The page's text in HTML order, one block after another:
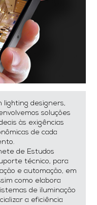
lighting designers,
soluções
às exigências
de cada
de Estudos
técnico, para
e automação, em
como elabora
de iluminação
a eficiência